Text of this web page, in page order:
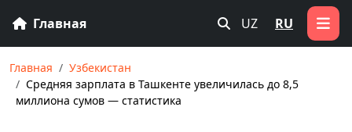
Главная UZ RU
Главная
Узбекистан
Средняя зарплата в Ташкенте увеличилась до 8,5
миллиона сумов — статистика